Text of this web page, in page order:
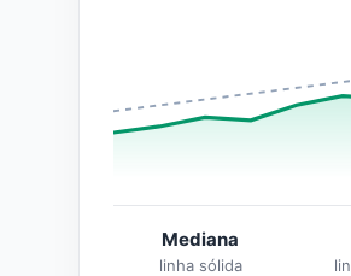
Mediana
linha sólida